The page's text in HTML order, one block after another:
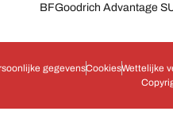
BFGoodrich Advantage
gegevensCookiesWettelijke